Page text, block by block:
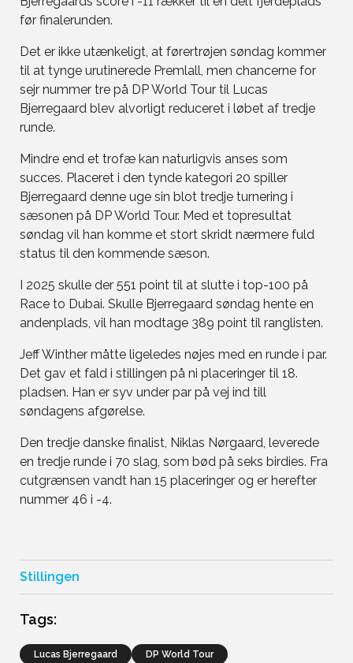
før finalerunden.
Det er ikke utænkeligt, at førertrøjen søndag kommer
til at tynge urutinerede Premlall, men chancerne for
sejr nummer tre på DP World Tour til Lucas
Bjerregaard blev alvorligt reduceret i løbet af tredje
runde.
Mindre end et trofæ kan naturligvis anses som
succes. Placeret i den tynde kategori 20 spiller
Bjerregaard denne uge sin blot tredje turnering i
sæsonen på DP World Tour. Med et topresultat
søndag vil han komme et stort skridt nærmere fuld
status til den kommende sæson.
I 2025 skulle der 551 point til at slutte i top-100 på
Race to Dubai. Skulle Bjerregaard søndag hente en
andenplads, vil han modtage 389 point til ranglisten.
Jeff Winther måtte ligeledes nøjes med en runde i par.
Det gav et fald i stillingen på ni placeringer til 18.
pladsen. Han er syv under par på vej ind till
søndagens afgørelse.
Den tredje danske finalist, Niklas Nørgaard, leverede
en tredje runde i 70 slag, som bød på seks birdies. Fra
cutgrænsen vandt han 15 placeringer og er herefter
nummer 46 i -4.
Stillingen
Tags:
Lucas Bjerregaard
DP World Tour